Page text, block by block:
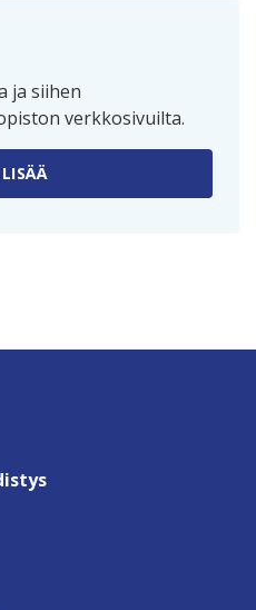
ja siihen
verkkosivuilta.